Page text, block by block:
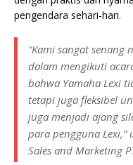
pengendara sehari-hari.
“Kami sangat senang
dalam mengikuti
bahwa Yamaha Lexi
tetapi juga fleksibel
juga menjadi ajang
para pengguna
Sales and Marketing